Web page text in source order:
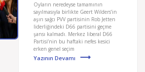
Oyların neredeyse tamamının
sayılmasıyla birlikte Geert Wilders’in
aşırı sağcı PVV partisinin Rob Jetten
liderliğindeki D66 partisini geçme
şansı kalmadı. Merkez liberal D66
Partisi’nin bu haftaki nefes kesici
erken genel seçim
Yazının Devamı